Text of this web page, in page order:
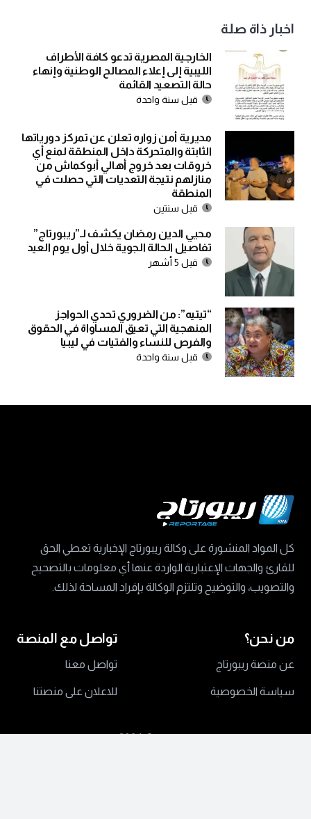
اخبار ذاة صلة
الخارجية المصرية تدعو كافة الأطراف
الليبية إلى إعلاء المصالح الوطنية وإنهاء
حالة التصعيد القائمة
قبل سنة واحدة
مديرية أمن زواره تعلن عن تمركز دورياتها
الثابتة والمتحركة داخل المنطقة لمنع أي
خروقات بعد خروج أهالي أبوكماش من
منازلهم نتيجة التعديات التي حصلت في
المنطقة
قبل سنتين
محيي الدين رمضان يكشف لـ”ريبورتاج”
تفاصيل الحالة الجوية خلال أول يوم العيد
قبل 5 أشهر
“تيتيه”: من الضروري تحدي الحواجز
المنهجية التي تعيق المساواة في الحقوق
والفرص للنساء والفتيات في ليبيا
قبل سنة واحدة
كل المواد المنشورة على وكالة ريبورتاج الإخبارية تعطي الحق
للقارئ والجهات الإعتبارية الواردة عنها أي معلومات بالتصحيح
والتصويب، والتوضيح وتلتزم الوكالة بإفراد المساحة لذلك.
من نحن؟
عن منصة ريبورتاج
سياسة الخصوصية
تواصل مع المنصة
تواصل معنا
للاعلان على منصتنا
جميع الحقوق محفوظة ©2024 منصة ريبورتاج.